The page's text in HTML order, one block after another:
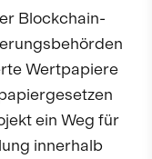
Blockchain-
Wertpapiere
ein Weg für
innerhalb